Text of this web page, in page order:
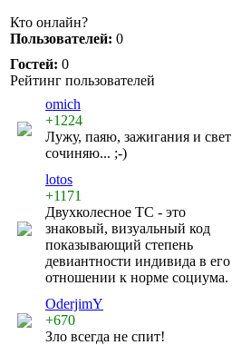
Кто онлайн?
Пользователей: 0
Гостей: 0
Рейтинг пользователей
omich
+1224
Лужу, паяю, зажигания и свет
сочиняю... ;-)
lotos
+1171
Двухколесное ТС - это
знаковый, визуальный код
показывающий степень
девиантности индивида в его
отношении к норме социума.
OderjimY
+670
Зло всегда не спит!